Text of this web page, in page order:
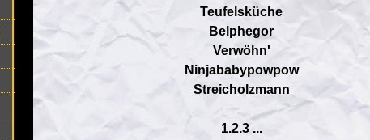
Teufelsküche
Belphegor
Verwöhn'
Ninjababypowpow
Streicholzmann
1.2.3 ...